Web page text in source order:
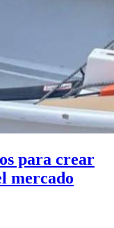
para crear
mercado